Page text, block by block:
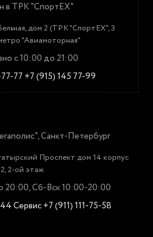
в ТРК "СпортЕХ"
дом 2 (ТРК "СпортЕХ", 3
"Авиамоторная"
с 10:00 до 21:00
77 +7 (915) 145 77-99
Санкт-Петербург
Проспект дом 14 корпус
2, 2-ой этаж
20:00, Сб-Вск 10:00-20:00
Сервис +7 (911) 111-75-58